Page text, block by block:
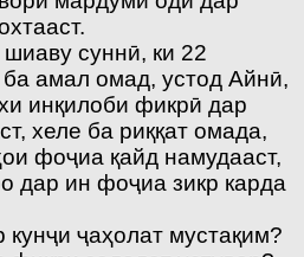
суннӣ, ки 22
амал омад, устод Айнӣ,
инқилоби фикрӣ дар
хеле ба риққат омада,
фоҷиа қайд намудааст,
дар ин фоҷиа зикр карда
ҷаҳолат мустақим?